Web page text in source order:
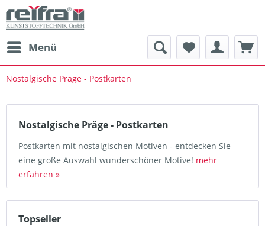
Menü
Nostalgische Präge - Postkarten
Nostalgische Präge - Postkarten
Postkarten mit nostalgischen Motiven - entdecken Sie
eine große Auswahl wunderschöner Motive! mehr
erfahren »
Topseller